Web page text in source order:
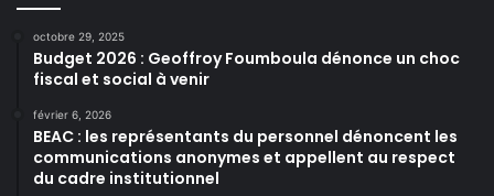
octobre 29, 2025
Budget 2026 : Geoffroy Foumboula dénonce un choc
fiscal et social à venir
février 6, 2026
BEAC : les représentants du personnel dénoncent les
communications anonymes et appellent au respect
du cadre institutionnel